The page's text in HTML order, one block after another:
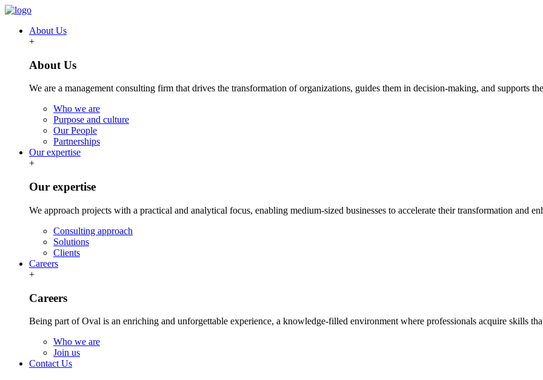
About Us
+
About Us
We are a management consulting firm that drives the transformation of organizations, guides them in decision-making, and supports
Who we are
Purpose and culture
Our People
Partnerships
Our expertise
+
Our expertise
We approach projects with a practical and analytical focus, enabling medium-sized businesses to accelerate their transformation and
Consulting approach
Solutions
Clients
Careers
+
Careers
Being part of Oval is an enriching and unforgettable experience, a knowledge-filled environment where professionals acquire skills
Who we are
Join us
Contact Us